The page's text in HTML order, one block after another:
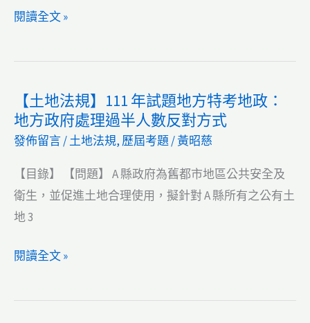
記
得
役
權
規
地
先
登
記
後，
再
遺
登
【土
登
111
年
試
題
地
方
考
閱讀全文 »
【土地法規】111 年試題地方特考地政：
地方政府處理過半人數反對方式
發佈留言/土地法規, 歷屆考題 /黃昭慈
【目錄】 【問題】 A 縣政府為舊都市地區公共安全及
衛生，並促進土地合理使用，擬針對 A 縣所有之公有土
地 3
【土
法
閱讀全文 »